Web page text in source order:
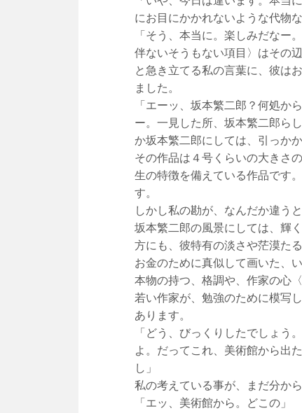
にお目にかかれないような代物な
「そう、本当に。楽しみだなー
伴ないそうもない項目〉はその
と急き立てる私の言葉に、彼は
ました。
「エーッ、坂本繁二郎？何処か
ー。一見した所、坂本繁二郎ら
か坂本繁二郎にしては、引っか
その作品は４号くらいの大きさ
生の特徴を備えている作品です
す。
しかし私の勘が、なんだか違う
坂本繁二郎の風景にしては、輝
方にも、彼特有の淡さや茫漠た
お金のために真似して画いた、
本物の持つ、格調や、作家の心
若い作家が、勉強のために模写
あります。
「どう、びっくりしたでしょう
よ。だってこれ、美術館から出
し」
私の考えている事が、まだ分か
「エッ、美術館から。どこの」